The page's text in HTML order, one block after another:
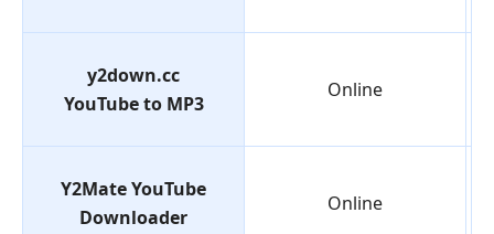
y2down.cc
YouTube to MP3
Online
Y2Mate YouTube
Downloader
Online